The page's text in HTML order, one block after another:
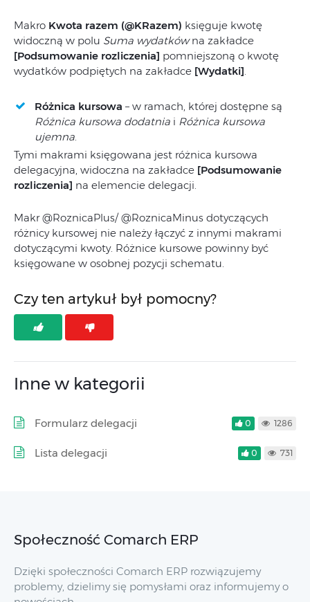
Makro Kwota razem (@KRazem) księguje kwotę
widoczną w polu Suma wydatkówna zakładce
[Podsumowanie rozliczenia] pomniejszoną o kwotę
wydatków podpiętych na zakładce [Wydatki].
Różnica kursowa – w ramach, której dostępne są
Różnica kursowa dodatnia i Różnica kursowa
ujemna.
Tymi makrami księgowana jest różnica kursowa
delegacyjna, widoczna na zakładce [Podsumowanie
rozliczenia] na elemencie delegacji.
Makr @RoznicaPlus/ @RoznicaMinus dotyczących
różnicy kursowej nie należy łączyć z innymi makrami
dotyczącymi kwoty. Różnice kursowe powinny być
księgowane w osobnej pozycji schematu.
Czy ten artykuł był pomocny?
Inne w kategorii
Formularz delegacji 0 1286
Lista delegacji 0 731
Społeczność Comarch ERP
Dzięki społeczności Comarch ERP rozwiązujemy
problemy, dzielimy się pomysłami oraz informujemy o